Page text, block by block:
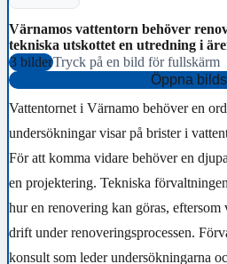
Värnamos vattentorn behöver
tekniska utskottet en utredning i
3 bilderTryck på en bild för fullskärm
Öppna
Vattentornet i Värnamo behöver en
undersökningar visar på brister i
För att komma vidare behöver en
en projektering. Tekniska
hur en renovering kan göras, eftersom
drift under renoveringsprocessen.
konsult som leder undersökningarna